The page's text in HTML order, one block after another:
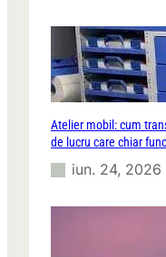
Atelier mobil: cum
de lucru care chiar
iun. 24, 2026